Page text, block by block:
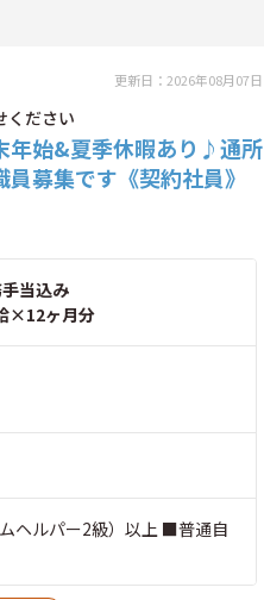
更新日：2026年08月07日
ださい
年始&夏季休暇あり♪通所
募集です《契約社員》
当込み
×12ヶ月分
ヘルパー2級）以上 ■普通自